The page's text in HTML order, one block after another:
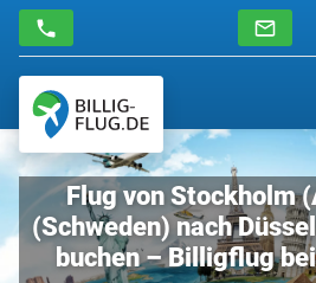
Flug von Stockholm
(Schweden) nach
buchen – Billigflug